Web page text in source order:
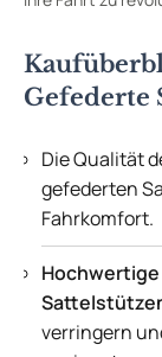
Gefederte
Die Qualität
gefederten
Fahrkomfort.
verringern